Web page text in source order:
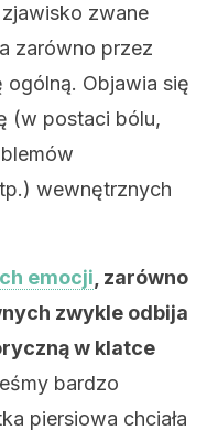
zwane
zarówno przez
Objawia się
(w postaci bólu,
wewnętrznych
emocji , zarówno
zwykle odbija
w klatce
bardzo
piersiowa chciała